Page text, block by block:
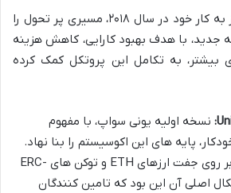
یونی سواپ از زمان آغاز به کار خود در سال ۲۰۱۸، مسیری پر تحول را
با هدف بهبود کارایی، کاهش هزینه
بیشتر، به تکامل این پروتکل کمک کرده
نسخه اولیه یونی سواپ، با مفهوم
خودکار، پایه های این اکوسیستم را بنا نهاد.
این نسخه عمدتاً بر روی جفت ارزهای ETH و توکن های ERC-
اصلی آن این بود که تامین کنندگان